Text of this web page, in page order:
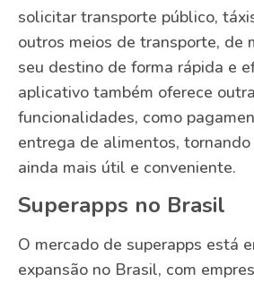
solicitar transporte público,
outros meios de transporte, de
seu destino de forma rápida e
aplicativo também oferece
funcionalidades, como
entrega de alimentos,
ainda mais útil e conveniente.
Superapps no Brasil
O mercado de superapps está
expansão no Brasil, com